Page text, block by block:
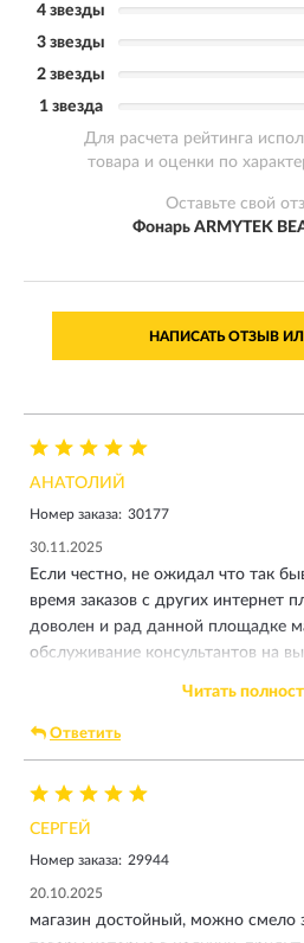
4 звезды
3 звезды
2 звезды
1 звезда
Для расчета рейтинга
товара и оценки по
Оставьте свой
Фонарь ARMYTEK
НАПИСАТЬ ОТЗЫВ
АНАТОЛИЙ
Номер заказа: 30177
30.11.2025
Если честно, не ожидал что так
время заказов с других интернет
доволен и рад данной площадке
обслуживание консультантов на
такого, сколько их было разных от
этот превзошёл все мои ожидания.
очень приятная, не огромный,
светодиоды красного и зелёного
класс с силиконовым
рассеивания света. чехол супер!
2 уплотнительные резинки,
общем + гарантия 10 лет по
Читать
Ответить
СЕРГЕЙ
Номер заказа: 29944
20.10.2025
магазин достойный, можно смело